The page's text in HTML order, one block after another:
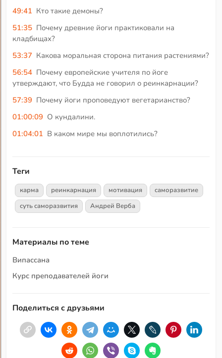
49:41 Кто такие демоны?
51:35 Почему древние йоги практиковали на
кладбищах?
53:37 Какова моральная сторона питания растениями?
56:54 Почему европейские учителя по йоге
утверждают, что Будда не говорил о реинкарнации?
57:39 Почему йоги проповедуют вегетарианство?
01:00:09 О кундалини.
01:04:01 В каком мире мы воплотились?
Теги
карма реинкарнация мотивация
саморазвитие
суть саморазвития
Андрей Верба
Материалы по теме
Випассана
Курс преподавателей йоги
Поделиться с друзьями